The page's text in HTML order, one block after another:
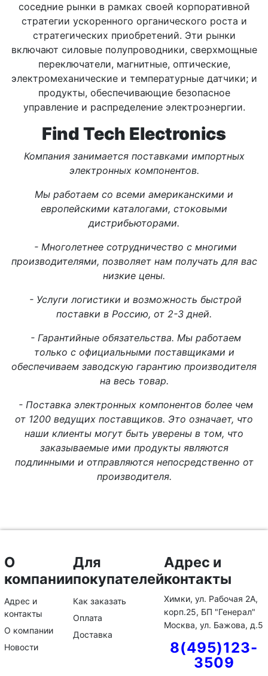
соседние рынки в рамках своей корпоративной
стратегии ускоренного органического роста и
стратегических приобретений. Эти рынки
включают силовые полупроводники, сверхмощные
переключатели, магнитные, оптические,
электромеханические и температурные датчики; и
продукты, обеспечивающие безопасное
управление и распределение электроэнергии.
Find Tech Electronics
Компания занимается поставками импортных
электронных компонентов.
Мы работаем со всеми американскими и
европейскими каталогами, стоковыми
дистрибьюторами.
- Многолетнее сотрудничество с многими
производителями, позволяет нам получать для вас
низкие цены.
- Услуги логистики и возможность быстрой
поставки в Россию, от 2-3 дней.
- Гарантийные обязательства. Мы работаем
только с официальными поставщиками и
обеспечиваем заводскую гарантию производителя
на весь товар.
- Поставка электронных компонентов более чем
от 1200 ведущих поставщиков. Это означает, что
наши клиенты могут быть уверены в том, что
заказываемые ими продукты являются
подлинными и отправляются непосредственно от
производителя.
О
компании
Адрес и
контакты
О компании
Новости
Для
покупателей
Как заказать
Оплата
Доставка
Адрес и
контакты
Химки, ул. Рабочая 2А,
корп.25, БП "Генерал"
Москва, ул. Бажова, д.5
8(495)123-
3509